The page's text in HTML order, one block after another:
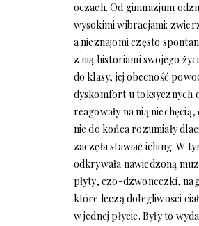
oczach. Od gimnazjum
wysokimi wibracjami:
a nieznajomi często
z nią historiami swojego
do klasy, jej obecność
dyskomfort u toksycznych
reagowały na nią niechęcią,
nie do końca rozumiały
zaczęła stawiać iching. W
odkrywała nawiedzoną
płyty, ezo-dzwoneczki,
które leczą dolegliwości
w jednej płycie. Były to